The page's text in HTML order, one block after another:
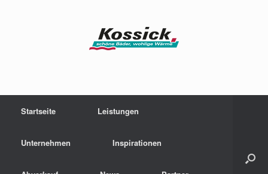
Startseite Leistungen
Unternehmen Inspirationen